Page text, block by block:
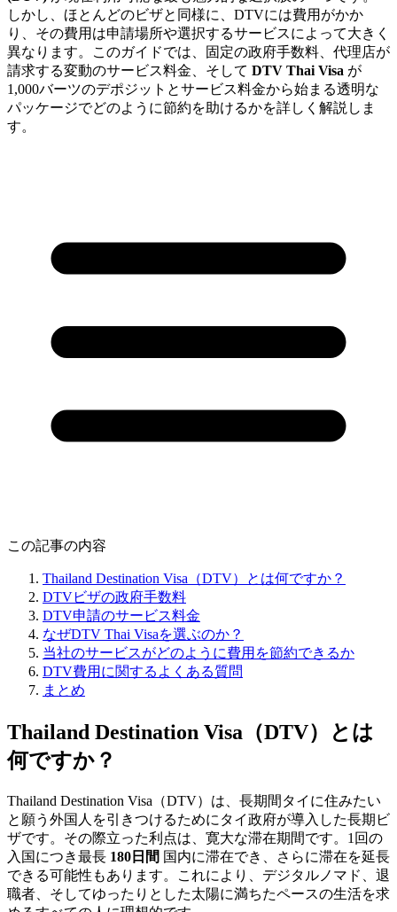
しかし、ほとんどのビザと同様に、DTVには費用がかか
り、その費用は申請場所や選択するサービスによって大きく
異なります。このガイドでは、固定の政府手数料、代理店が
請求する変動のサービス料金、そして DTV Thai Visa が
1,000バーツのデポジットとサービス料金から始まる透明な
パッケージでどのように節約を助けるかを詳しく解説しま
す。
この記事の内容
Thailand Destination Visa（DTV）とは何ですか？
DTVビザの政府手数料
DTV申請のサービス料金
なぜDTV Thai Visaを選ぶのか？
当社のサービスがどのように費用を節約できるか
DTV費用に関するよくある質問
まとめ
Thailand Destination Visa（DTV）とは
何ですか？
Thailand Destination Visa（DTV）は、長期間タイに住みたい
と願う外国人を引きつけるためにタイ政府が導入した長期ビ
ザです。その際立った利点は、寛大な滞在期間です。1回の
入国につき最長 180日間 国内に滞在でき、さらに滞在を延長
できる可能性もあります。これにより、デジタルノマド、退
職者、そしてゆったりとした太陽に満ちたペースの生活を求